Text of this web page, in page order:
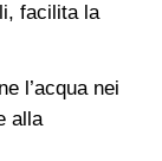
facilita la
l’acqua nei
alla